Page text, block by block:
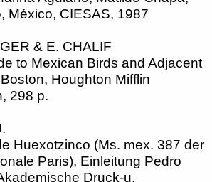
México, CIESAS, 1987
& E. CHALIF
to Mexican Birds and Adjacent
Houghton Mifflin
298 p.
Huexotzinco (Ms. mex. 387 der
Paris), Einleitung Pedro
Druck-u.